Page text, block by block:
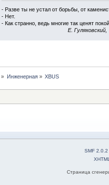
- Разве ты не устал от борьбы, от
- Нет.
- Как странно, ведь многие так ценят
E.
» Инженерная» XBUS
SMF 2.0.2
Страница